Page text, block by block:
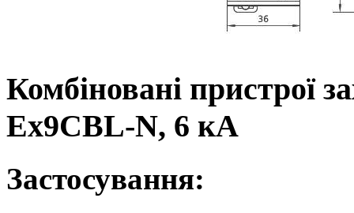
Комбіновані пристрої
Ex9CBL-N, 6 кА
Застосування: